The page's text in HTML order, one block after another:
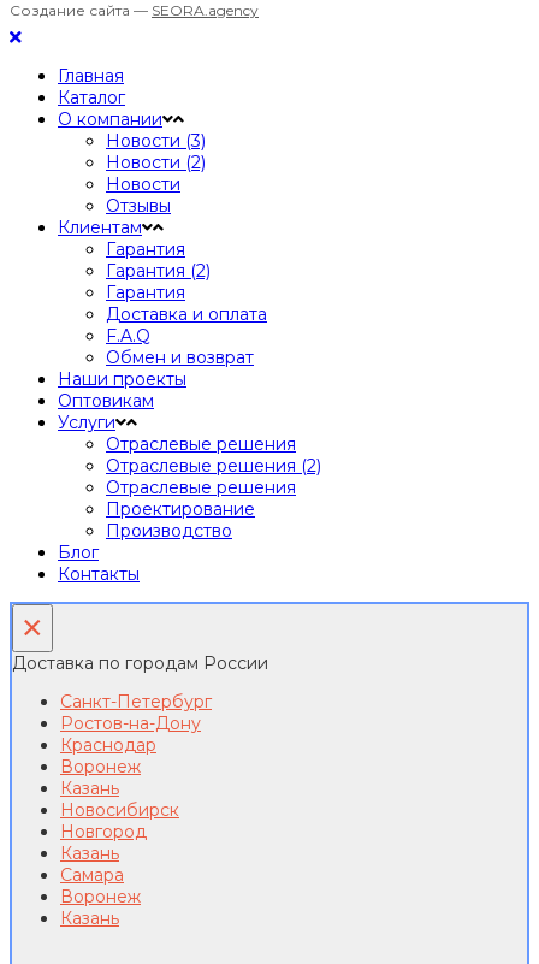
Создание сайта — SEORA.agency
Главная
Каталог
О компании
Новости (3)
Новости (2)
Новости
Отзывы
Клиентам
Гарантия
Гарантия (2)
Гарантия
Доставка и оплата
F.A.Q
Обмен и возврат
Наши проекты
Оптовикам
Услуги
Отраслевые решения
Отраслевые решения (2)
Отраслевые решения
Проектирование
Производство
Блог
Контакты
×
Доставка по городам России
Санкт-Петербург
Ростов-на-Дону
Краснодар
Воронеж
Казань
Новосибирск
Новгород
Казань
Самара
Воронеж
Казань